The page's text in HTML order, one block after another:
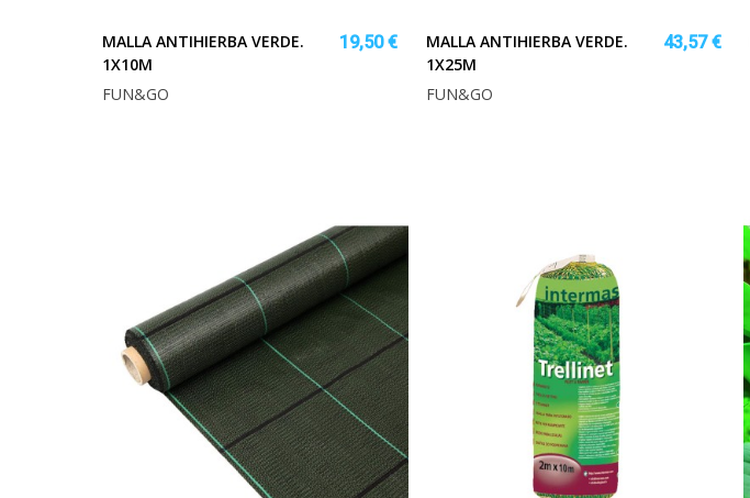
MALLA ANTIHIERBA VERDE.
1X10M
19,50 €
FUN&GO
MALLA ANTIHIERBA VERDE.
1X25M
43,57 €
FUN&GO